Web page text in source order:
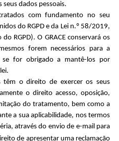
dados pessoais.
com fundamento no seu
do RGPD e da Lei n.º 58/2019,
RGPD). O GRACE conservará os
forem necessários para a
se for obrigado a mantê-los por
têm o direito de exercer os seus
o direito acesso, oposição,
do tratamento, bem como a
a sua aplicabilidade, nos termos
através do envio de e-mail para
de apresentar uma reclamação